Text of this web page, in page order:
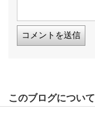
このブログについて